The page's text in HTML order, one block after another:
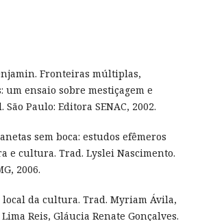
Fronteiras múltiplas,
ensaio sobre mestiçagem e
Paulo: Editora SENAC, 2002.
sem boca: estudos efêmeros
e cultura. Trad. Lyslei Nascimento.
2006.
local da cultura. Trad. Myriam Ávila,
Reis, Gláucia Renate Gonçalves.